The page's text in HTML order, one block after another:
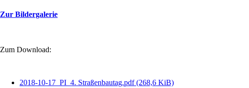
Zur Bildergalerie
Zum Download:
2018-10-17_PI_4. Straßenbautag.pdf(268,6 KiB)